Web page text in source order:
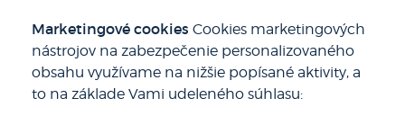
Marketingové cookies Cookies marketingových
nástrojov na zabezpečenie personalizovaného
obsahu využívame na nižšie popísané aktivity, a
to na základe Vami udeleného súhlasu: